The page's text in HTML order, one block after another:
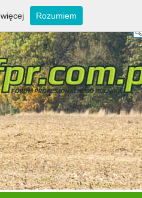
Rozumiem